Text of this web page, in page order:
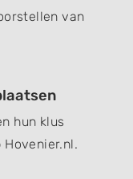
van
hun klus